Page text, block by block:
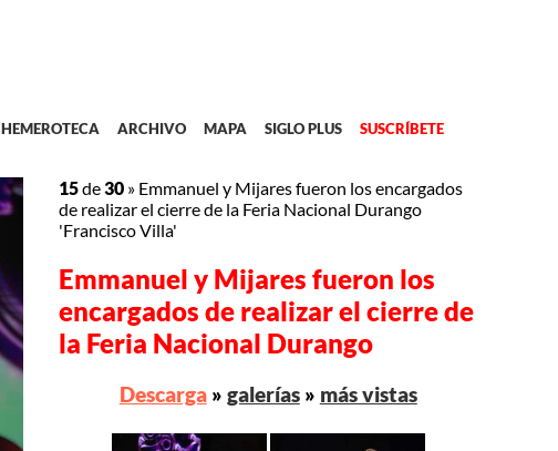
HEMEROTECA ARCHIVO MAPA SIGLO PLUS SUSCRÍBETE
15de30 » Emmanuel y Mijares fueron los encargados
de realizar el cierre de la Feria Nacional Durango
'Francisco Villa'
Emmanuel y Mijares fueron los
encargados de realizar el cierre de
la Feria Nacional Durango
Descarga» galerías» más vistas